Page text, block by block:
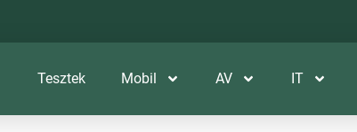
Tesztek Mobil AV IT